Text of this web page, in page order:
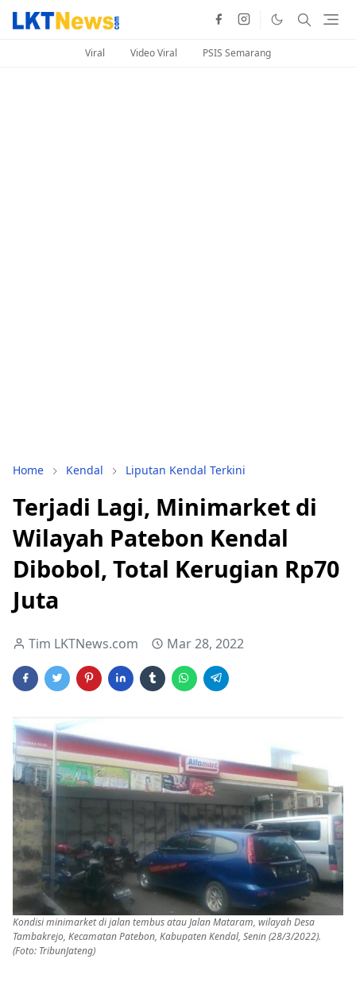
Viral Video Viral PSIS Semarang
Home Kendal Liputan Kendal Terkini
Terjadi Lagi, Minimarket di
Wilayah Patebon Kendal
Dibobol, Total Kerugian Rp70
Juta
Tim LKTNews.com Mar 28, 2022
Kondisi minimarket di jalan tembus atau Jalan Mataram, wilayah Desa
Tambakrejo, Kecamatan Patebon, Kabupaten Kendal, Senin (28/3/2022).
(Foto: TribunJateng)